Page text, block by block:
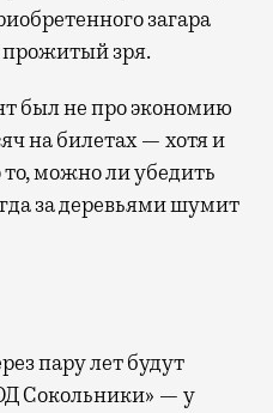
загара
прожитый зря.
был не про экономию
на билетах — хотя и
можно ли убедить
за деревьями шумит
пару лет будут
Сокольники» — у